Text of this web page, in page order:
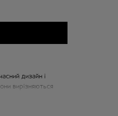
дизайн і
вирізняються